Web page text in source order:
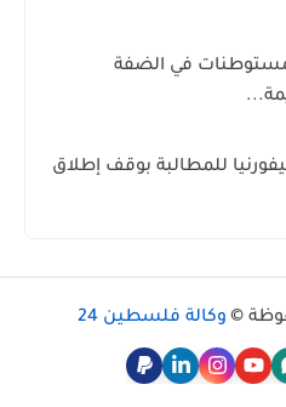
في الضفة
للمطالبة بوقف إطلاق
© وكالة فلسطين 24